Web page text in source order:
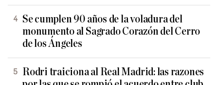
Se cumplen 90 años de la voladura del
monumento al Sagrado Corazón del Cerro
de los Ángeles
Rodri traiciona al Real Madrid: las razones